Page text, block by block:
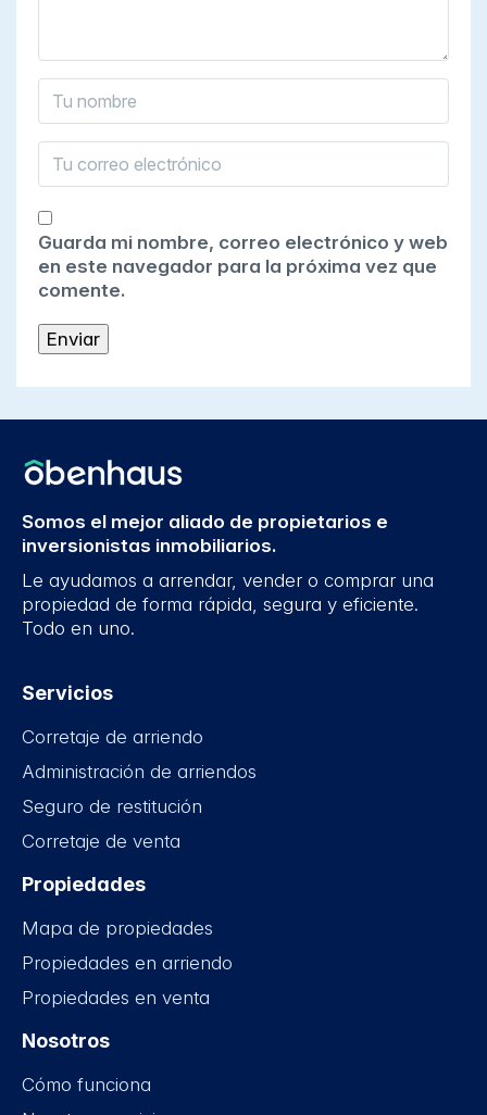
Guarda mi nombre, correo electrónico y web
en este navegador para la próxima vez que
comente.
Somos el mejor aliado de propietarios e
inversionistas inmobiliarios.
Le ayudamos a arrendar, vender o comprar una
propiedad de forma rápida, segura y eficiente.
Todo en uno.
Servicios
Corretaje de arriendo
Administración de arriendos
Seguro de restitución
Corretaje de venta
Propiedades
Mapa de propiedades
Propiedades en arriendo
Propiedades en venta
Nosotros
Cómo funciona